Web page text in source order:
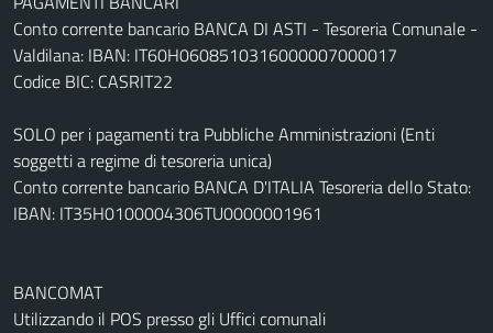
Conto corrente bancario BANCA DI ASTI - Tesoreria Comunale -
Valdilana: IBAN: IT60H0608510316000007000017
Codice BIC: CASRIT22
SOLO per i pagamenti tra Pubbliche Amministrazioni (Enti
soggetti a regime di tesoreria unica)
Conto corrente bancario BANCA D'ITALIA Tesoreria dello Stato:
IBAN: IT35H0100004306TU0000001961
BANCOMAT
Utilizzando il POS presso gli Uffici comunali